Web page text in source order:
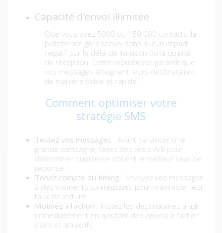
Capacité d'envoi illimitée
Que vous ayez 5000 ou 150 000 contacts, la
plateforme gère l'envoi sans aucun impact
négatif sur le délai de livraison ou la qualité
de réception. Cette robustesse garantit que
vos messages atteignent leurs destinataires
de manière fiable et rapide.
Comment optimiser votre
stratégie SMS
Testez vos messages : Avant de lancer une
grande campagne, faites des tests A/B pour
déterminer quel texte obtient le meilleur taux de
réponse.
Tenez compte du timing : Envoyez vos messages
à des moments stratégiques pour maximiser leur
taux de lecture.
Motivez à l'action : Incitez les destinataires à agir
immédiatement en ajoutant des appels à l'action
clairs et attractifs.